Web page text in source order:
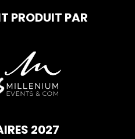
PRODUIT PAR
2027